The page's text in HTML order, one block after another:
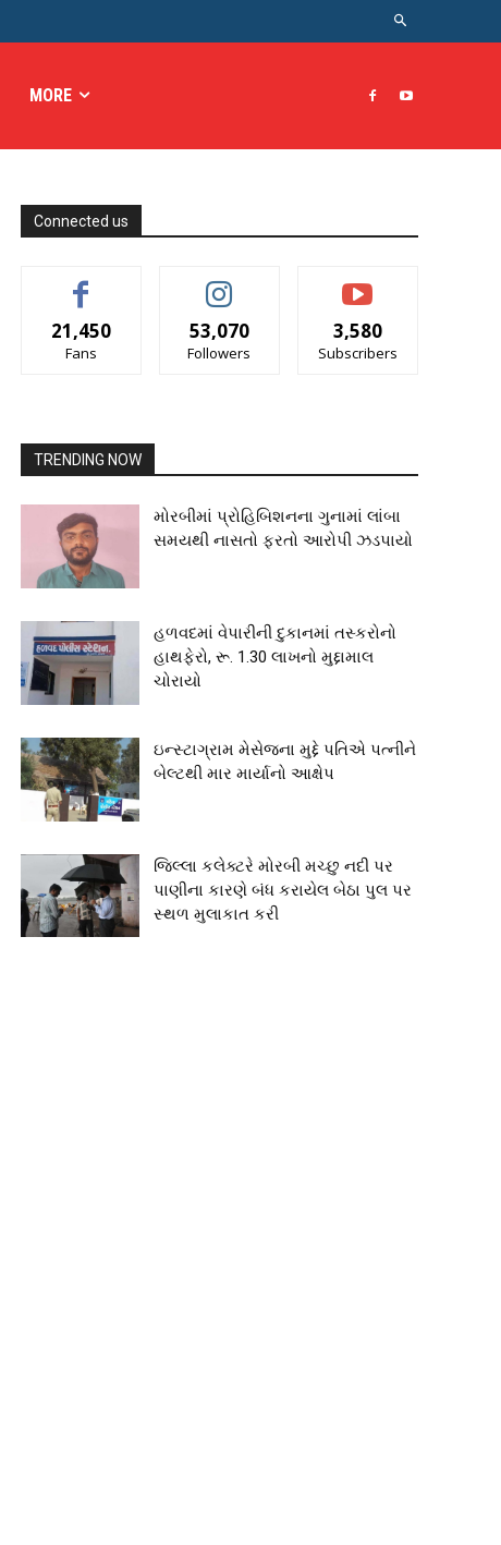
MORE
Connected us
21,450
Fans
53,070
Followers
3,580
Subscribers
TRENDING NOW
મોરબીમાં પ્રોહિબિશનના ગુનામાં લાંબા
સમયથી નાસતો ફરતો આરોપી ઝડપાયો
હળવદમાં વેપારીની દુકાનમાં તસ્કરોનો
હાથફેરો, રૂ. 1.30 લાખનો મુદ્દામાલ
ચોરાયો
ઇન્સ્ટાગ્રામ મેસેજના મુદ્દે પતિએ પત્નીને
બેલ્ટથી માર માર્યાનો આક્ષેપ
જિલ્લા કલેક્ટરે મોરબી મચ્છુ નદી પર
પાણીના કારણે બંધ કરાયેલ બેઠા પુલ પર
સ્થળ મુલાકાત કરી